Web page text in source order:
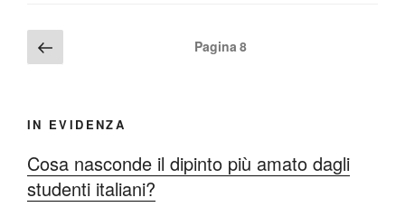
Paginazione
degli
Pagina
precedente
Pagina8
IN EVIDENZA
Cosa nasconde il dipinto più amato dagli
studenti italiani?